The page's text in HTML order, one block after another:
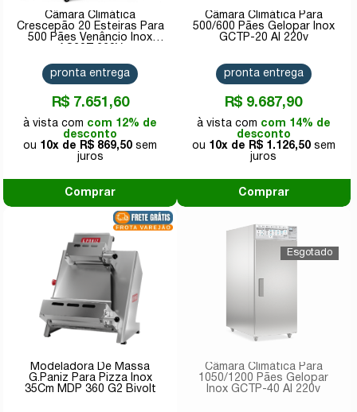
Câmara Climática
Crescepão 20 Esteiras Para
500 Pães Venâncio Inox
R$ 7.651,60
com 12% de
desconto
10x de
R$ 869,50
pronta entrega
Comprar
Câmara Climática Para
500/600 Pães Gelopar Inox
GCTP-20 AI 220v
R$ 9.687,90
com 14% de
desconto
10x de
R$ 1.126,50
pronta entrega
Comprar
Modeladora De Massa
G.Paniz Para Pizza Inox
35Cm MDP 360 G2 Bivolt
Câmara Climática Para
1050/1200 Pães Gelopar
Inox GCTP-40 AI 220v